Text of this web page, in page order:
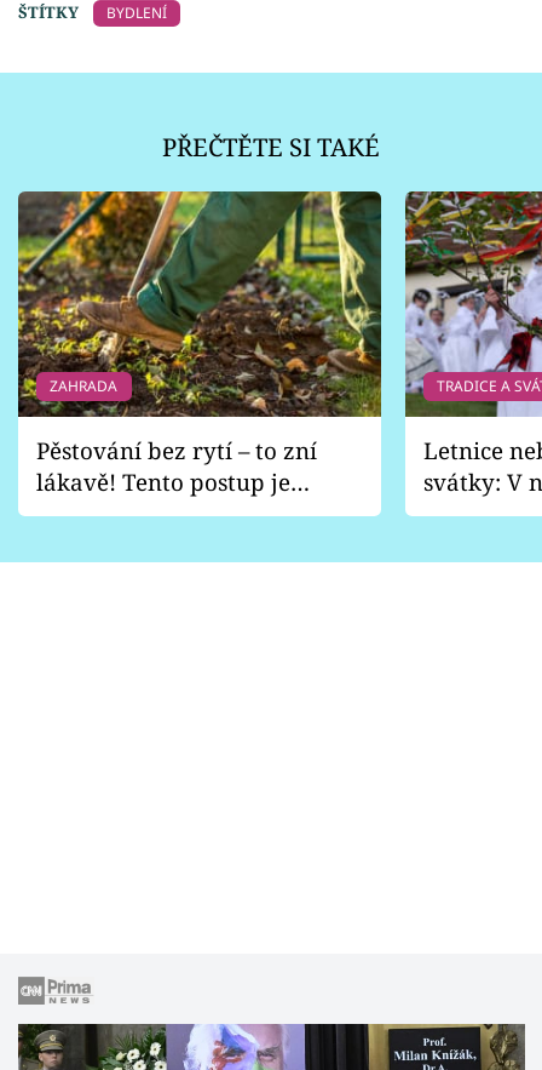
ŠTÍTKY
BYDLENÍ
PŘEČTĚTE SI TAKÉ
ZAHRADA
Pěstování bez rytí – to zní
lákavě! Tento postup je
vhodný jen pro některé
TRADICE A
Letnice
svátky: V
pondělí